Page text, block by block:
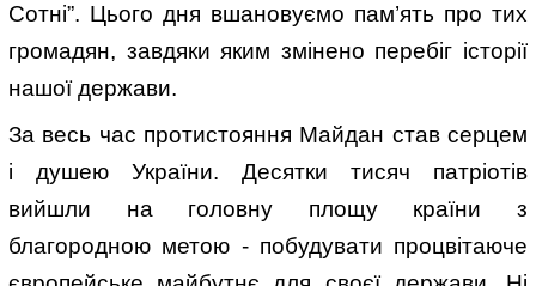
Сотні”. Цього дня вшановуємо пам’ять про тих
громадян, завдяки яким змінено перебіг історії
нашої держави.
За весь час протистояння Майдан став серцем
і душею України. Десятки тисяч патріотів
вийшли на головну площу країни з
благородною метою - побудувати процвітаюче